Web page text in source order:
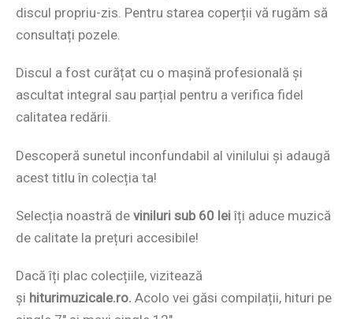
discul propriu-zis. Pentru starea coperții vă rugăm să
consultați pozele.
Discul a fost curățat cu o mașină profesională și
ascultat integral sau parțial pentru a verifica fidel
calitatea redării.
Descoperă sunetul inconfundabil al vinilului și adaugă
acest titlu în colecția ta!
Selecția noastră de viniluri sub 60 leiîți aduce muzică
de calitate la prețuri accesibile!
Dacă îți plac colecțiile, vizitează
și hiturimuzicale.ro. Acolo vei găsi compilații, hituri pe